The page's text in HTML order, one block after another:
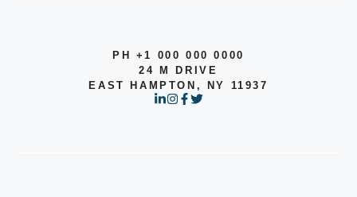
PH +1 000 000 0000
24 M DRIVE
EAST HAMPTON, NY 11937